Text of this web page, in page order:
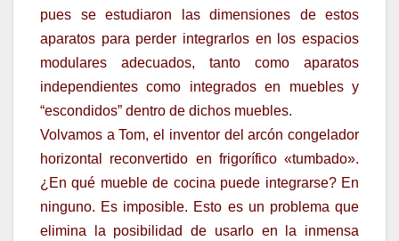
pues se estudiaron las dimensiones de estos
aparatos para perder integrarlos en los espacios
modulares adecuados, tanto como aparatos
independientes como integrados en muebles y
“escondidos” dentro de dichos muebles.
Volvamos a Tom, el inventor del arcón congelador
horizontal reconvertido en frigorífico «tumbado».
¿En qué mueble de cocina puede integrarse? En
ninguno. Es imposible. Esto es un problema que
elimina la posibilidad de usarlo en la inmensa